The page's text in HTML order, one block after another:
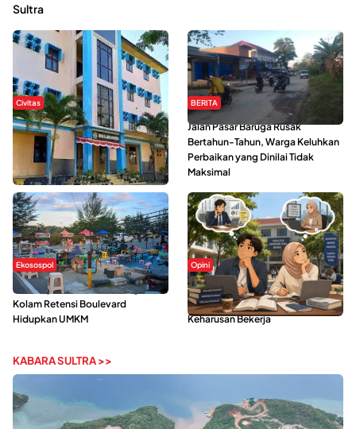
Sultra
Civitas
Di Balik Kehidupan Ma’had Al-
Jami’ah UIN Kendari : Mahasiswa
Ceritakan Manfaat dan Tantangan
BERITA
Jalan Pasar Baruga Rusak
Bertahun-Tahun, Warga Keluhkan
Perbaikan yang Dinilai Tidak
Maksimal
Ekosospol
Ramainya Aktivitas Olahraga di
Kolam Retensi Boulevard
Hidupkan UMKM
Opini
Kerasnya Kehidupan Mahasiswa di
Tengah Gempuran Tugas dan
Keharusan Bekerja
KABARA SULTRA >>